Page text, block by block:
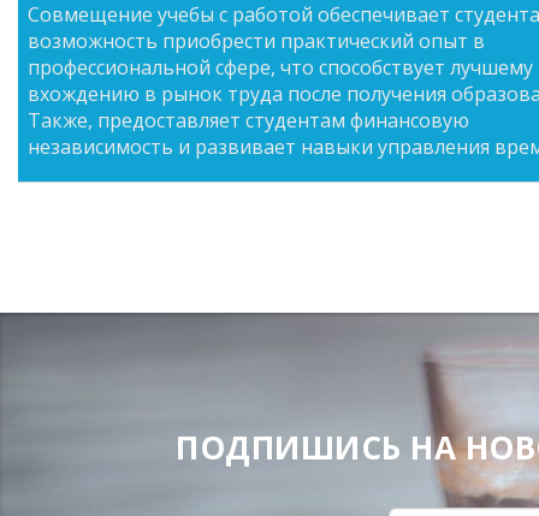
Совмещение учебы с работой обеспечивает
возможность приобрести практический опыт в
профессиональной сфере, что способствует лучшему
вхождению в рынок труда после получения
Также, предоставляет студентам финансовую
независимость и развивает навыки управления
ПОДПИШИСЬ НА